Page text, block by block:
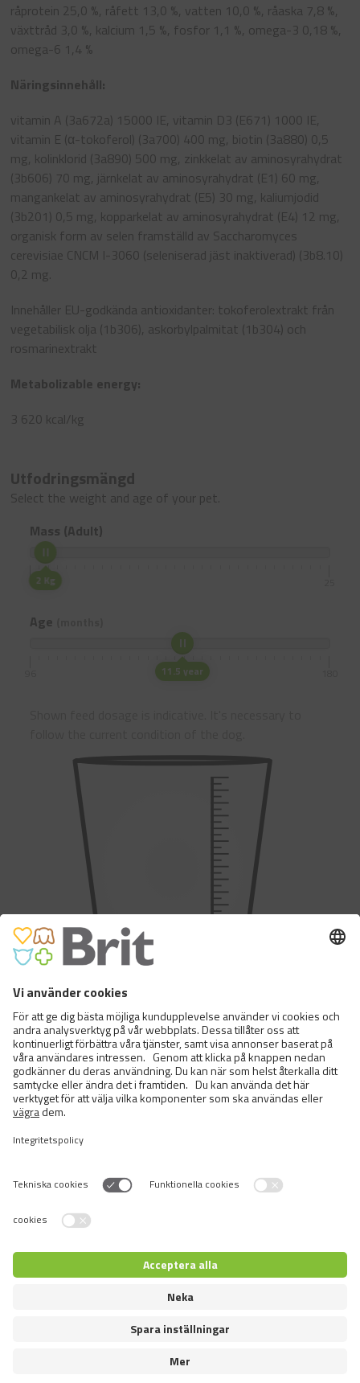
råprotein 25,0 %, råfett 13,0 %, vatten 10,0 %, råaska 7,8 %,
växttråd 3,0 %, kalcium 1,5 %, fosfor 1,1 %, omega-3 0,18 %,
omega-6 1,4 %
Näringsinnehåll:
vitamin A (3a672a) 15000 IE, vitamin D3 (E671) 1000 IE,
vitamin E (α-tokoferol) (3a700) 400 mg, biotin (3a880) 0,5
mg, kolinklorid (3a890) 500 mg, zinkkelat av aminosyrahydrat
(3b606) 70 mg, järnkelat av aminosyrahydrat (E1) 60 mg,
mangankelat av aminosyrahydrat (E5) 30 mg, kaliumjodid
(3b201) 0,5 mg, kopparkelat av aminosyrahydrat (E4) 12 mg,
organisk form av selen framställd av Saccharomyces
cerevisiae CNCM I-3060 (seleniserad jäst inaktiverad) (3b8.10)
0,2 mg.
Innehåller EU-godkända antioxidanter: tokoferolextrakt från
vegetabilisk olja (1b306), askorbylpalmitat (1b304) och
rosmarinextrakt
Metabolizable energy:
3 620 kcal/kg
Utfodringsmängd
Select the weight and age of your pet.
Mass (Adult)
2 Kg
1
Age
11.5 year
Daglig mängd
© 2026 VAFO PRAHA s.r.o. Alla rättigheter förbehållna